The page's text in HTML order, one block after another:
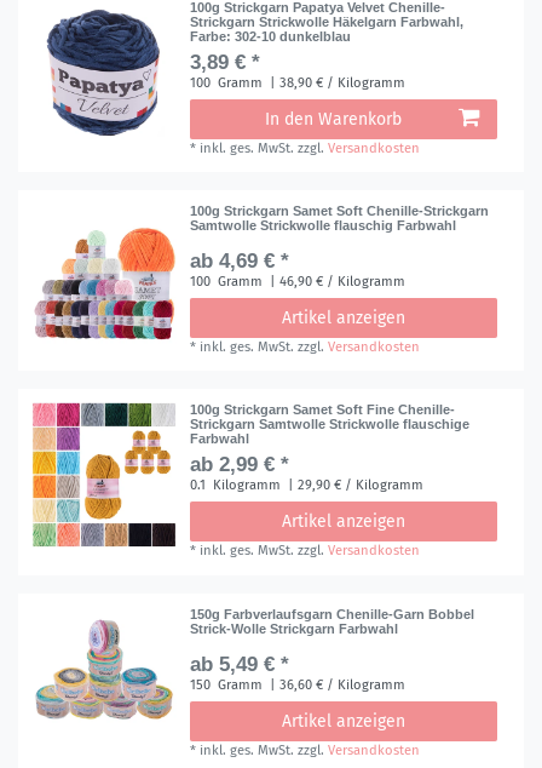
100g Strickgarn Papatya Velvet Chenille-
Strickgarn Strickwolle Häkelgarn Farbwahl,
Farbe: 302-10 dunkelblau
3,89 € *
100 Gramm | 38,90 € / Kilogramm
In den Warenkorb
* inkl. ges. MwSt. zzgl.Versandkosten
100g Strickgarn Samet Soft Chenille-Strickgarn
Samtwolle Strickwolle flauschig Farbwahl
ab 4,69 € *
100 Gramm | 46,90 € / Kilogramm
Artikel anzeigen
* inkl. ges. MwSt. zzgl.Versandkosten
100g Strickgarn Samet Soft Fine Chenille-
Strickgarn Samtwolle Strickwolle flauschige
Farbwahl
ab 2,99 € *
0.1 Kilogramm | 29,90 € / Kilogramm
Artikel anzeigen
* inkl. ges. MwSt. zzgl.Versandkosten
150g Farbverlaufsgarn Chenille-Garn Bobbel
Strick-Wolle Strickgarn Farbwahl
ab 5,49 € *
150 Gramm | 36,60 € / Kilogramm
Artikel anzeigen
* inkl. ges. MwSt. zzgl.Versandkosten